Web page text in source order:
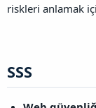
riskleri anlamak
SSS​